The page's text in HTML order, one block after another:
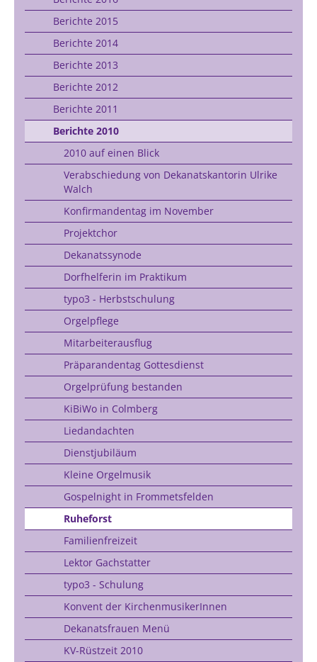
Berichte 2015
Berichte 2014
Berichte 2013
Berichte 2012
Berichte 2011
Berichte 2010
2010 auf einen Blick
Verabschiedung von Dekanatskantorin Ulrike
Walch
Konfirmandentag im November
Projektchor
Dekanatssynode
Dorfhelferin im Praktikum
typo3 - Herbstschulung
Orgelpflege
Mitarbeiterausflug
Präparandentag Gottesdienst
Orgelprüfung bestanden
KiBiWo in Colmberg
Liedandachten
Dienstjubiläum
Kleine Orgelmusik
Gospelnight in Frommetsfelden
Ruheforst
Familienfreizeit
Lektor Gachstatter
typo3 - Schulung
Konvent der KirchenmusikerInnen
Dekanatsfrauen Menü
KV-Rüstzeit 2010